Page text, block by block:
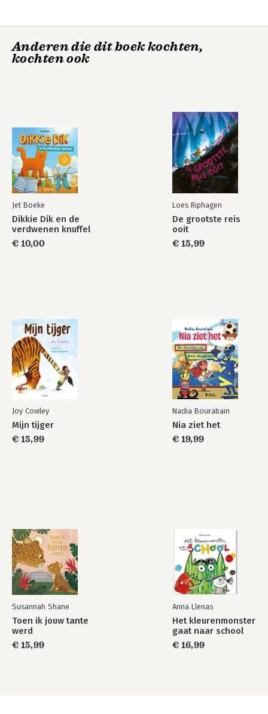
Anderen die dit boek kochten,
kochten ook
Jet Boeke
Dikkie Dik en de
verdwenen knuffel
€ 10,00
Loes Riphagen
De grootste reis
ooit
€ 15,99
Joy Cowley
Mijn tijger
€ 15,99
Nadia Bourabain
Nia ziet het
€ 19,99
Susannah Shane
Toen ik jouw tante
werd
€ 15,99
Anna Llenas
Het kleurenmonster
gaat naar school
€ 16,99